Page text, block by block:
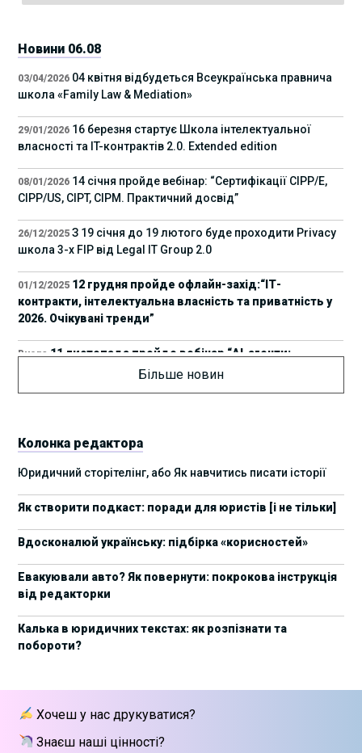
Новини 06.08
03/04/2026 04 квітня відбудеться Всеукраїнська правнича
школа «Family Law & Mediation»
29/01/2026 16 березня стартує Школа інтелектуальної
власності та IT-контрактів 2.0. Extended edition
08/01/2026 14 січня пройде вебінар: “Сертифікації СІРР/Е,
CIPP/US, CIPT, CIPM. Практичний досвід”
26/12/2025 З 19 січня до 19 лютого буде проходити Privacy
школа 3-х FIP від Legal IT Group 2.0
01/12/2025 12 грудня пройде офлайн-захід:“ІТ-
контракти, інтелектуальна власність та приватність у
2026. Очікувані тренди”
Вчора 11 листопада пройде вебінар “AI-агенти:
прайвесі, IP та комплаєнс ризики”
17 листопада стартує Школа юридичної
підтримки ШІ-проєктів від Legal IT Group
19/09/2025 4 жовтня пройде щорічний забіг до Дня
09/09/2025 10 жовтня пройдуть XII Міжнародні
01/09/2025 15 вересня стартує сучасна школа
IT Group
Як юристу працювати з IT-договорами?
Більше новин
Колонка редактора
Юридичний сторітелінг, або Як навчитись писати історії
Як створити подкаст: поради для юристів [і не тільки]
Вдосконалюй українську: підбірка «корисностей»
Евакуювали авто? Як повернути: покрокова інструкція
від редакторки
Калька в юридичних текстах: як розпізнати та
побороти?
Хочеш у нас друкуватися?
Знаєш наші цінності?